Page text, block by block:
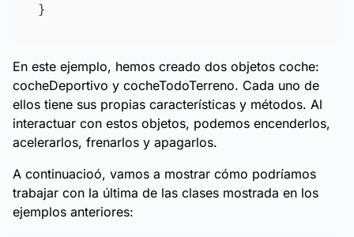
En este ejemplo, hemos creado dos objetos coche:
cocheDeportivo y cocheTodoTerreno. Cada uno de
ellos tiene sus propias características y métodos. Al
interactuar con estos objetos, podemos encenderlos,
acelerarlos, frenarlos y apagarlos.
A continuacioó, vamos a mostrar cómo podríamos
trabajar con la última de las clases mostrada en los
ejemplos anteriores: